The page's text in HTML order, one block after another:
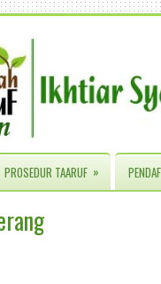
PROSEDUR TAARUF »